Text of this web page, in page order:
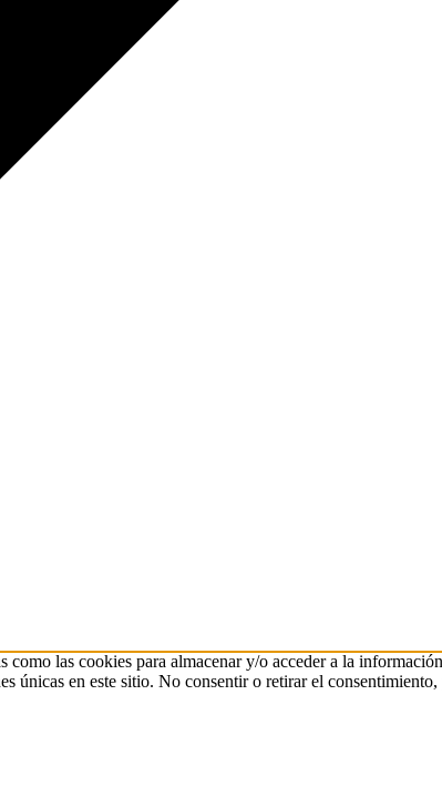
como las cookies para almacenar y/o acceder a la
únicas en este sitio. No consentir o retirar el